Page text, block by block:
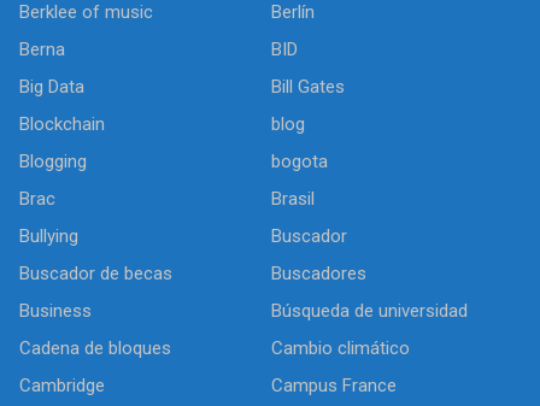
Berklee of music
Berlín
Berna
BID
Big Data
Bill Gates
Blockchain
blog
Blogging
bogota
Brac
Brasil
Bullying
Buscador
Buscador de becas
Buscadores
Business
Búsqueda de universidad
Cadena de bloques
Cambio climático
Cambridge
Campus France